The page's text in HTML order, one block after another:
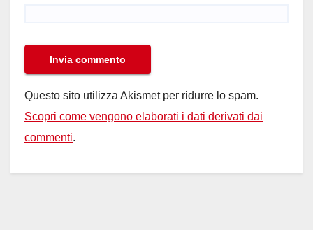
Questo sito utilizza Akismet per ridurre lo spam.
Scopri come vengono elaborati i dati derivati dai
commenti.